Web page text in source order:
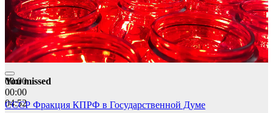
00:00
00:00
04:52
You missed
СССР Фракция КПРФ в Государственной Думе